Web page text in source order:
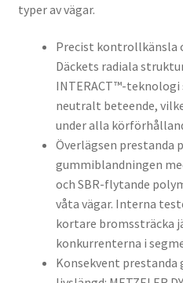
typer av vägar.
Precist kontrollkänsla
Däckets radiala
INTERACT™-
neutralt beteende,
under alla
Överlägsen prestanda
gummiblandningen
och SBR-flytande
våta vägar. Interna
kortare bromssträcka
konkurrenterna i
Konsekvent prestanda